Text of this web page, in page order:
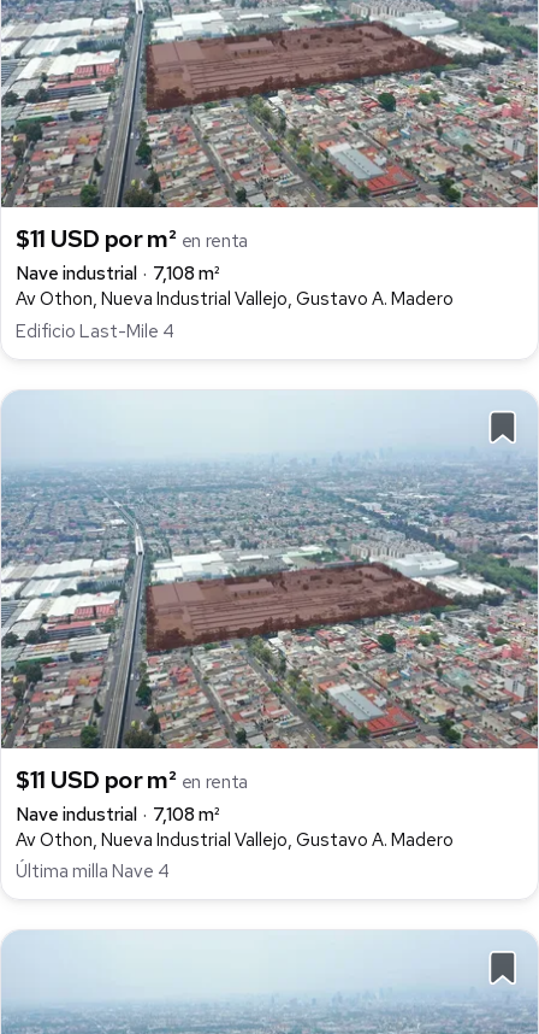
$11 USD por m² en renta
Nave industrial
7,108 m²
Av Othon, Nueva Industrial Vallejo, Gustavo A. Madero
Edificio Last-Mile 4
$11 USD por m² en renta
Nave industrial
7,108 m²
Av Othon, Nueva Industrial Vallejo, Gustavo A. Madero
Última milla Nave 4